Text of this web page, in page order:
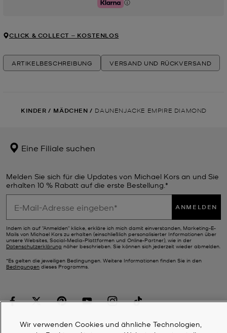
Klarna
CLICK & COLLECT ‒ KOSTENLOS
ARTIKELBESCHREIBUNG VERSAND UND RÜCKVERSAND
KINDER / MÄDCHEN / DAUNENJACKE EMPIRE DIAMOND
Eine Filiale suchen
Melden Sie sich für die Updates von Michael Kors an und Sie
erhalten 10 % Rabatt auf die erste Bestellung.*
ANMELDEN
Indem ich auf "Anmelden" klicke, erkläre ich mich damit einverstanden, Marketing-E-
Mails von Michael Kors zu erhalten (einschließlich personalisierter Informationen über
unsere Websites, Social-Media-Plattformen und Online-Partner), wie in der
Datenschutzerklärung näher beschrieben. Sie können sich jederzeit wieder abmelden.
*Es gelten die jeweiligen Bedingungen. Weitere Informationen finden Sie in den
Bedingungen dieses Programms.
Wir verwenden Cookies und ähnliche Technologien,